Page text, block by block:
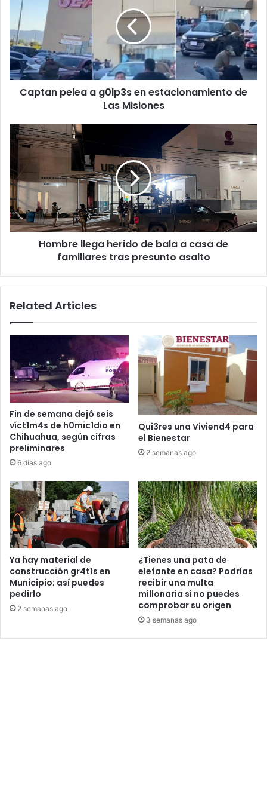
g0lp3s
en
estacionamiento
de
Las
Misiones
Captan pelea a g0lp3s en estacionamiento de
Las Misiones
Hombre
llega
herido
de
bala
a
casa
de
familiares
Hombre llega herido de bala a casa de
familiares tras presunto asalto
Related Articles
Fin de semana dejó seis
víct1m4s de h0mic1dio en
Chihuahua, según cifras
preliminares
6 días ago
Qui3res una Viviend4 para
el Bienestar
2 semanas ago
Ya hay material de
construcción gr4t1s en
Municipio; así puedes
pedirlo
2 semanas ago
¿Tienes una pata de
elefante en casa? Podrías
recibir una multa
millonaria si no puedes
comprobar su origen
3 semanas ago